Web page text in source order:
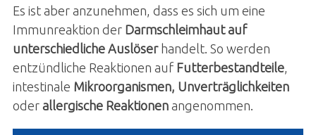
Es ist aber anzunehmen, dass es sich um eine
Immunreaktion der Darmschleimhaut auf
unterschiedliche Auslöserhandelt. So werden
entzündliche Reaktionen auf Futterbestandteile,
intestinale Mikroorganismen, Unverträglichkeiten
oder allergische Reaktionen angenommen.